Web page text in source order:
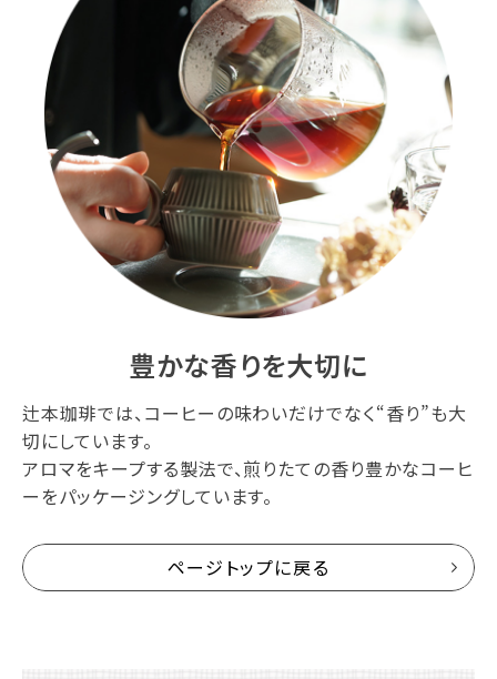
豊かな香りを大切に
辻本珈琲では、コーヒーの味わいだけでなく“香り”も大
切にしています。
アロマをキープする製法で、煎りたての香り豊かなコーヒ
ーをパッケージングしています。
ページトップに戻る